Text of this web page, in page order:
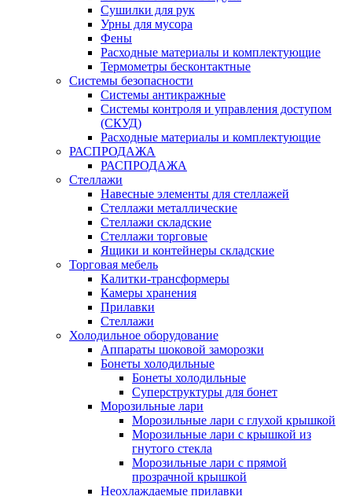
Сушилки для рук
Урны для мусора
Фены
Расходные материалы и комплектующие
Термометры бесконтактные
Системы безопасности
Системы антикражные
Системы контроля и управления доступом
(СКУД)
Расходные материалы и комплектующие
РАСПРОДАЖА
РАСПРОДАЖА
Стеллажи
Навесные элементы для стеллажей
Стеллажи металлические
Стеллажи складские
Стеллажи торговые
Ящики и контейнеры складские
Торговая мебель
Калитки-трансформеры
Камеры хранения
Прилавки
Стеллажи
Холодильное оборудование
Аппараты шоковой заморозки
Бонеты холодильные
Бонеты холодильные
Суперструктуры для бонет
Морозильные лари
Морозильные лари с глухой крышкой
Морозильные лари с крышкой из
гнутого стекла
Морозильные лари с прямой
прозрачной крышкой
Неохлаждаемые прилавки